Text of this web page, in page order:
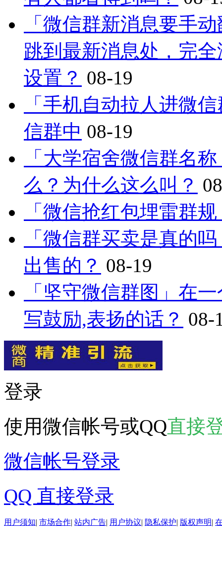
「微信群新消息要手
跳到最新消息处，完
设置？ 08-19
「手机自动拉人进微
信群中 08-19
「大学宿舍微信群名
么？为什么这么叫？
「微信抢红包埋雷群
「微信群买卖是真的
出售的？ 08-19
「坚守微信群图」在
写鼓励,表扬的话？ 08-
登录
使用微信帐号或QQ直接
微信帐号登录
QQ 直接登录
用户须知| 市场合作| 站内广告| 用户协议| 隐私保护| 版权声明|